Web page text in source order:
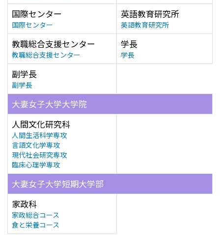
国際センター
国際センター
英語教育研究所
英語教育研究所
教職総合支援センター
教職総合支援センター
学長
学長
副学長
副学長
大妻女子大学大学院
人間文化研究科
人間生活科学専攻
言語文化学専攻
現代社会研究専攻
臨床心理学専攻
大妻女子大学短期大学部
家政科
家政総合コース
食と栄養コース